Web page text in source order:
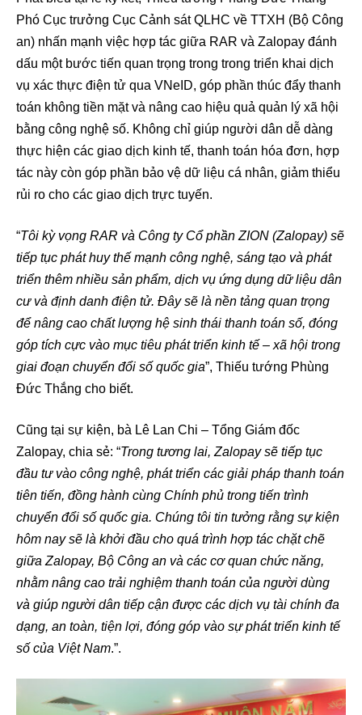
Phó Cục trưởng Cục Cảnh sát QLHC về TTXH (Bộ Công
an) nhấn mạnh việc hợp tác giữa RAR và Zalopay đánh
dấu một bước tiến quan trọng trong trong triển khai dịch
vụ xác thực điện tử qua VNeID, góp phần thúc đẩy thanh
toán không tiền mặt và nâng cao hiệu quả quản lý xã hội
bằng công nghệ số. Không chỉ giúp người dân dễ dàng
thực hiện các giao dịch kinh tế, thanh toán hóa đơn, hợp
tác này còn góp phần bảo vệ dữ liệu cá nhân, giảm thiểu
rủi ro cho các giao dịch trực tuyến.
“Tôi kỳ vọng RAR và Công ty Cổ phần ZION (Zalopay) sẽ
tiếp tục phát huy thế mạnh công nghệ, sáng tạo và phát
triển thêm nhiều sản phẩm, dịch vụ ứng dụng dữ liệu dân
cư và định danh điện tử. Đây sẽ là nền tảng quan trọng
để nâng cao chất lượng hệ sinh thái thanh toán số, đóng
góp tích cực vào mục tiêu phát triển kinh tế – xã hội trong
giai đoạn chuyển đổi số quốc gia”, Thiếu tướng Phùng
Đức Thắng cho biết.
Cũng tại sự kiện, bà Lê Lan Chi – Tổng Giám đốc
Zalopay, chia sẻ: “Trong tương lai, Zalopay sẽ tiếp tục
đầu tư vào công nghệ, phát triển các giải pháp thanh toán
tiên tiến, đồng hành cùng Chính phủ trong tiến trình
chuyển đổi số quốc gia. Chúng tôi tin tưởng rằng sự kiện
hôm nay sẽ là khởi đầu cho quá trình hợp tác chặt chẽ
giữa Zalopay, Bộ Công an và các cơ quan chức năng,
nhằm nâng cao trải nghiệm thanh toán của người dùng
và giúp người dân tiếp cận được các dịch vụ tài chính đa
dạng, an toàn, tiện lợi, đóng góp vào sự phát triển kinh tế
số của Việt Nam.”.